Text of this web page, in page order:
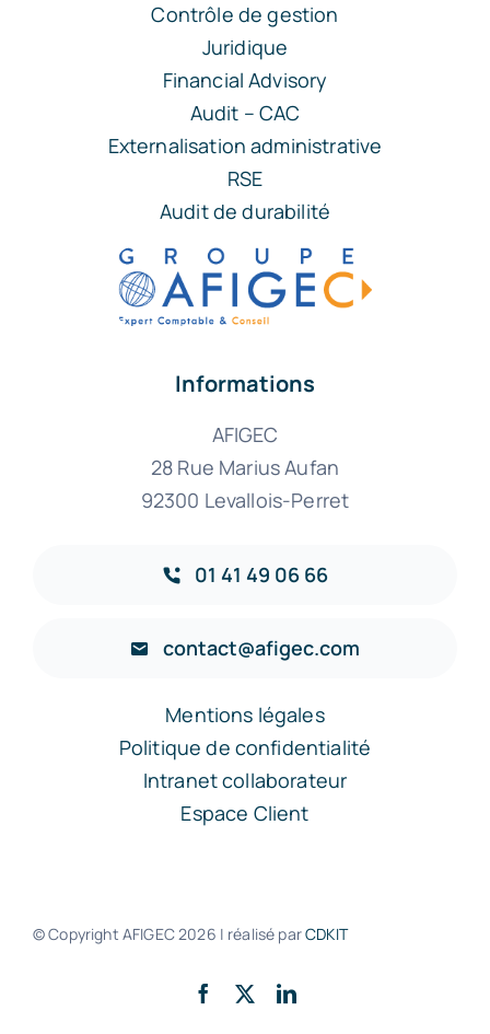
Contrôle de gestion
Juridique
Financial Advisory
Audit – CAC
Externalisation administrative
RSE
Audit de durabilité
Informations
AFIGEC
28 Rue Marius Aufan
92300 Levallois-Perret
01 41 49 06 66
contact@afigec.com
Mentions légales
Politique de confidentialité
Intranet collaborateur
Espace Client
© Copyright AFIGEC2026 | réalisé parCDKIT